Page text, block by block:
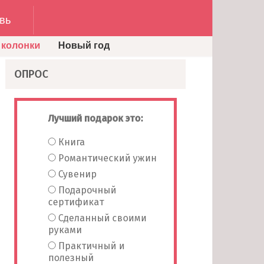
Новый год
ОПРОС
Лучший подарок это:
Книга
Романтический ужин
Сувенир
Подарочный
сертификат
Сделанный своими
руками
Практичный и
полезный